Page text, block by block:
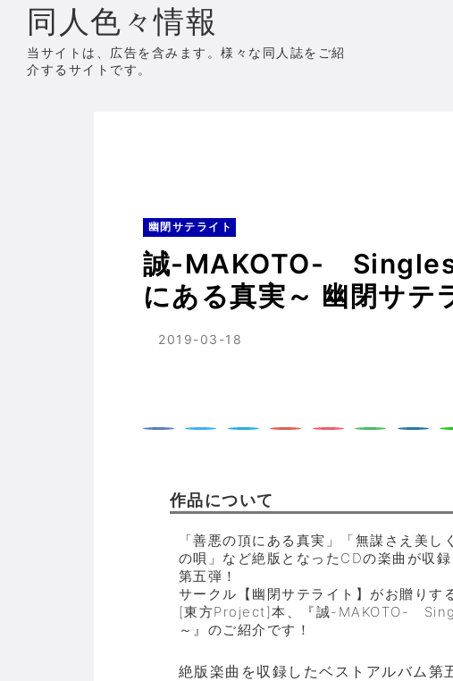
同人色々情報
当サイトは、広告を含みます。様々な同人誌をご紹
介するサイトです。
幽閉サテライト
誠-MAKOTO-
にある真実～ 幽閉サテ
2019-03-18
作品について
「善悪の頂にある真実」「無謀さえ美
の唄」など絶版となったCDの楽曲が収
第五弾！
サークル【幽閉サテライト】がお贈りす
[東方Project]本、『誠-MAKOTO-
～』のご紹介です！
絶版楽曲を収録したベストアルバム第